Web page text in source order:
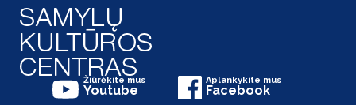
Žiūrėkite mus
Youtube
Aplankykite mus
Facebook